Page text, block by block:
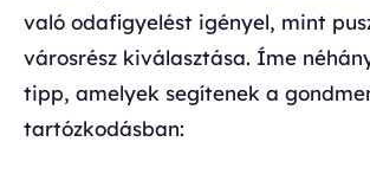
való odafigyelést igényel, mint
városrész kiválasztása. Íme
tipp, amelyek segítenek a
tartózkodásban: